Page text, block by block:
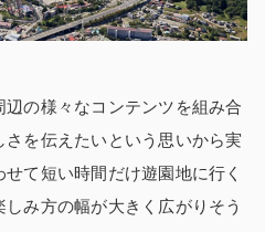
の様々なコンテンツを組み合
を伝えたいという思いから実
て短い時間だけ遊園地に行く
み方の幅が大きく広がりそう